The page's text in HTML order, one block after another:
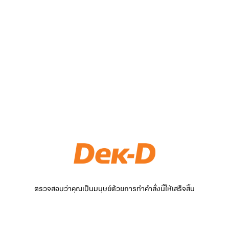
ตรวจสอบว่าคุณเป็นมนุษย์ด้วยการทำคำสั่งนี้ให้เสร็จสิ้น